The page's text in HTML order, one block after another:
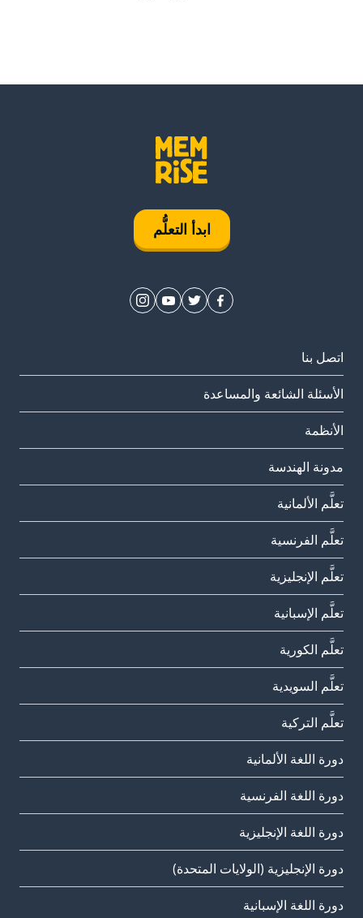
ابدأ التعلُّم
اتصل بنا
الأسئلة الشائعة والمساعدة
الأنظمة
مدونة الهندسة
تعلَّم الألمانية
تعلَّم الفرنسية
تعلَّم الإنجليزية
تعلَّم الإسبانية
تعلَّم الكورية
تعلَّم السويدية
تعلَّم التركية
دورة اللغة الألمانية
دورة اللغة الفرنسية
دورة اللغة الإنجليزية
دورة الإنجليزية (الولايات المتحدة)
دورة اللغة الإسبانية